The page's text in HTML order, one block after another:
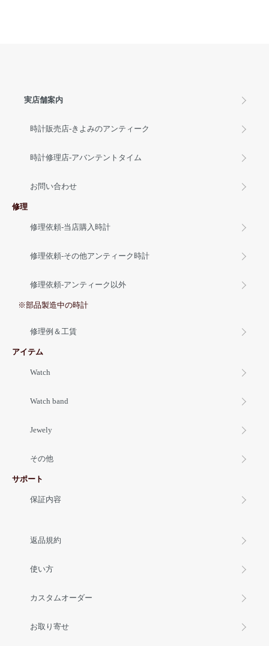
実店舗案内
時計販売店-きよみのアンティーク
時計修理店-アバンテントタイム
お問い合わせ
修理
修理依頼-当店購入時計
修理依頼-その他アンティーク時計
修理依頼-アンティーク以外
※部品製造中の時計
修理例＆工賃
アイテム
Watch
Watch band
Jewely
その他
サポート
保証内容
返品規約
使い方
カスタムオーダー
お取り寄せ